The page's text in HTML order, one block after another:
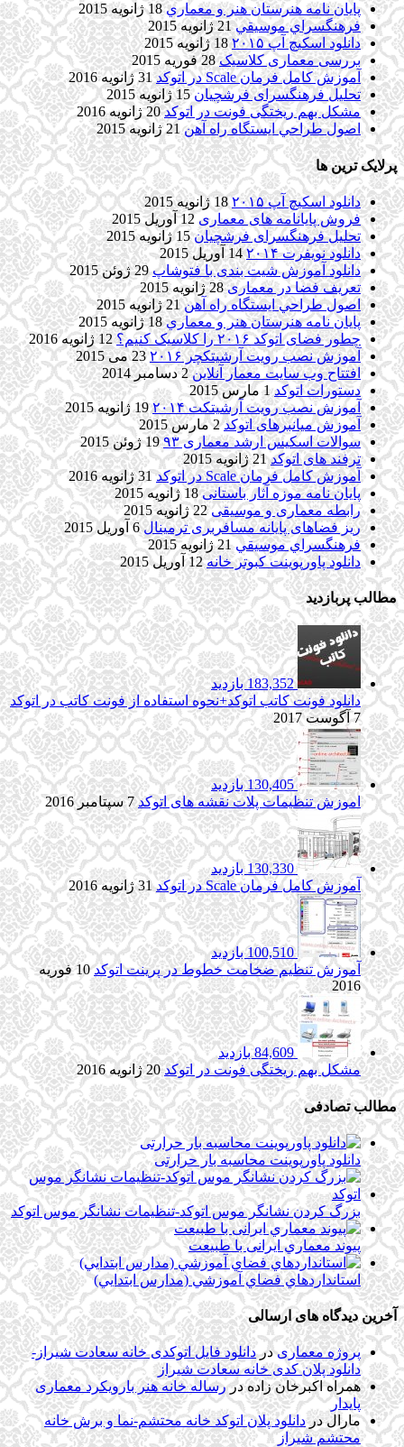
پایان نامه هنرستان هنر و معماري 18 ژانویه 2015
فرهنگسراي موسيقي 21 ژانویه 2015
دانلود اسکیچ آپ ۲۰۱۵
18 ژانویه 2015
بررسی معماری کلاسیک 28 فوریه 2015
آموزش کامل فرمان Scale در اتوکد
31 ژانویه 2016
تحلیل فرهنگسرای فرشچیان 15 ژانویه 2015
مشکل بهم ریختگی فونت در اتوکد 20 ژانویه 2016
اصول طراحي ایستگاه راه آهن 21 ژانویه 2015
پرلایک ترین ها
دانلود اسکیچ آپ ۲۰۱۵
18 ژانویه 2015
فروش پایانامه های معماری 12 آوریل 2015
تحلیل فرهنگسرای فرشچیان 15 ژانویه 2015
دانلود نویفرت ۲۰۱۴
14 آوریل 2015
دانلود آموزش شیت بندی با فتوشاپ 29 ژوئن 2015
تعریف فضا در معماری 28 ژانویه 2015
اصول طراحي ایستگاه راه آهن 21 ژانویه 2015
پایان نامه هنرستان هنر و معماري 18 ژانویه 2015
چطور فضای اتوکد ۲۰۱۶ را کلاسیک کنیم؟
12 ژانویه 2016
آموزش نصب رویت آرشیتکچر ۲۰۱۶
23 می 2015
افتتاح وب سایت معمار آنلاین 2 دسامبر 2014
دستورات اتوکد 1 مارس 2015
آموزش نصب رویت آرشیتکت ۲۰۱۴
19 ژانویه 2015
آموزش میانبرهای اتوکد 2 مارس 2015
سوالات اسکیس ارشد معماری ۹۳
19 ژوئن 2015
ترفند های اتوکد 21 ژانویه 2015
آموزش کامل فرمان Scale در اتوکد
31 ژانویه 2016
پایان نامه موزه آثار باستانی 18 ژانویه 2015
رابطه معماری و موسیقی 22 ژانویه 2015
ریز فضاهای پایانه مسافربری ترمینال 6 آوریل 2015
فرهنگسراي موسيقي 21 ژانویه 2015
دانلود پاورپوینت کبوتر خانه 12 آوریل 2015
مطالب پربازدید
183,352 بازدید
دانلود فونت کاتب اتوکد+نحوه استفاده از فونت کاتب در اتوکد
7 آگوست 2017
130,405 بازدید
اموزش تنظیمات پلات نقشه های اتوکد 7 سپتامبر 2016
130,330 بازدید
آموزش کامل فرمان Scale در اتوکد
31 ژانویه 2016
100,510 بازدید
آموزش تنظیم ضخامت خطوط در پرینت اتوکد
10 فوریه
2016
84,609 بازدید
مشکل بهم ریختگی فونت در اتوکد 20 ژانویه 2016
مطالب تصادفی
دانلود پاورپوینت محاسبه بار حرارتی
بزرگ کردن نشانگر موس اتوکد-تنظیمات نشانگر موس اتوکد
پيوند معماري ایرانی با طبيعت
استانداردهاي فضاي آموزشي (مدارس ابتدايي)
آخرین دیدگاه های ارسالی
پروژه معماریدردانلود فایل اتوکدی خانه سعادت شیراز-
دانلود پلان کدی خانه سعادت شیراز
همراه اکبرخان زادهدررساله خانه هنر بارویکرد معماری
پایدار
مارالدردانلود پلان اتوکد خانه محتشم-نما و برش خانه
محتشم شیراز